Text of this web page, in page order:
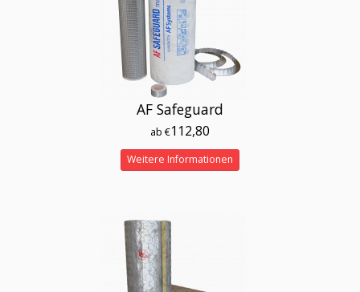
AF Safeguard
ab €112,80
Weitere Informationen